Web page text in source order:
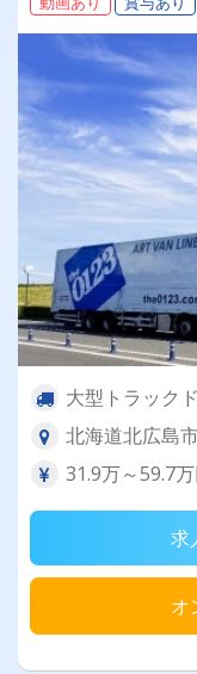
度あり！】
大型トラック
北海道北広島
31.9万～59.7
求
オ